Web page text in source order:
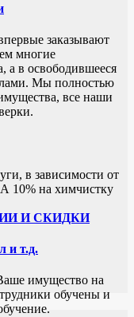
заказывают
многие
а в освободившееся
Мы полностью
все наши
в зависимости от
10% на химчистку
И СКИДКИ
и т.д.
имущество на
обучены и